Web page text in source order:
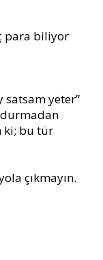
para biliyor
satsam yeter”
ki; bu tür
çıkmayın.